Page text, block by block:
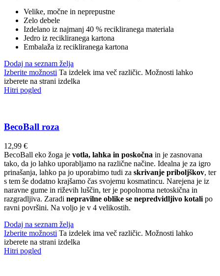
Velike, močne in neprepustne
Zelo debele
Izdelano iz najmanj 40 % recikliranega materiala
Jedro iz recikliranega kartona
Embalaža iz recikliranega kartona
Dodaj na seznam želja
Izberite možnosti Ta izdelek ima več različic. Možnosti lahko
izberete na strani izdelka
Hitri pogled
BecoBall roza
12,99 €
BecoBall eko žoga je votla, lahka in poskočna in je zasnovana
tako, da jo lahko uporabljamo na različne načine. Idealna je za igro
prinašanja, lahko pa jo uporabimo tudi za skrivanje priboljškov, ter
s tem še dodatno krajšamo čas svojemu kosmatincu. Narejena je iz
naravne gume in riževih luščin, ter je popolnoma netoskična in
razgradljiva. Zaradi nepravilne oblike se nepredvidljivo kotali po
ravni površini. Na voljo je v 4 velikostih.
Dodaj na seznam želja
Izberite možnosti Ta izdelek ima več različic. Možnosti lahko
izberete na strani izdelka
Hitri pogled